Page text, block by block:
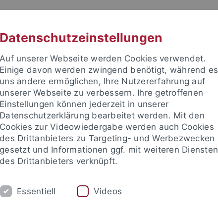
Datenschutzeinstellungen
Auf unserer Webseite werden Cookies verwendet.
Einige davon werden zwingend benötigt, während es
uns andere ermöglichen, Ihre Nutzererfahrung auf
unserer Webseite zu verbessern. Ihre getroffenen
Einstellungen können jederzeit in unserer
Datenschutzerklärung bearbeitet werden. Mit den
Cookies zur Videowiedergabe werden auch Cookies
des Drittanbieters zu Targeting- und Werbezwecken
gesetzt und Informationen ggf. mit weiteren Diensten
des Drittanbieters verknüpft.
Essentiell Videos